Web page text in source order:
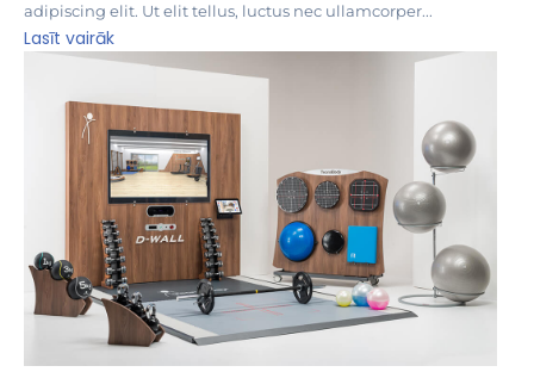
adipiscing elit. Ut elit tellus, luctus nec ullamcorper...
Lasīt vairāk